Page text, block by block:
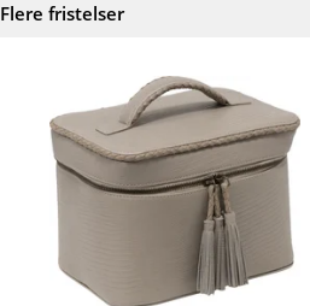
Flere fristelser